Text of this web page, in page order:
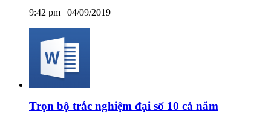
9:42 pm | 04/09/2019
Trọn bộ trắc nghiệm đại số 10 cả năm